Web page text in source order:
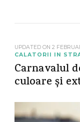
UPDATED ON 2
CALATORII IN
Carnavalul
culoare și